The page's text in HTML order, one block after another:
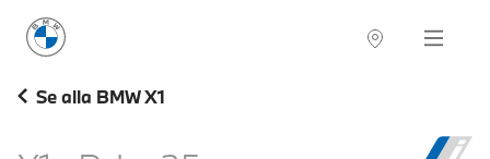
BMW Sverige Navigation
Se alla BMW X1